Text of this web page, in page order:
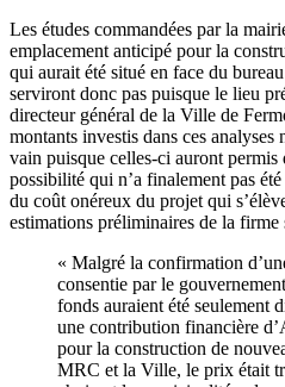
Les études commandées par la
emplacement anticipé pour la
qui aurait été situé en face du
serviront donc pas puisque le lieu
directeur général de la Ville de
montants investis dans ces analyses
vain puisque celles-ci auront permis
possibilité qui n’a finalement pas
du coût onéreux du projet qui
estimations préliminaires de la firme
« Malgré la confirmation
consentie par le
fonds auraient été seulement
une contribution financière
pour la construction de
MRC et la Ville, le prix était